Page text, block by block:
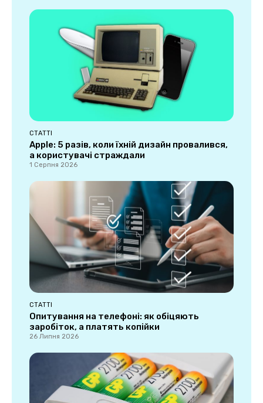
СТАТТІ
Apple: 5 разів, коли їхній дизайн провалився,
а користувачі страждали
1 Серпня 2026
СТАТТІ
Опитування на телефоні: як обіцяють
заробіток, а платять копійки
26 Липня 2026